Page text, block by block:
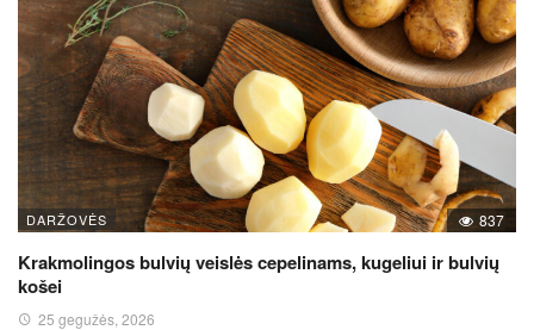
DARŽOVĖS 837
Krakmolingos bulvių veislės cepelinams, kugeliui ir bulvių
košei
25 gegužės, 2026